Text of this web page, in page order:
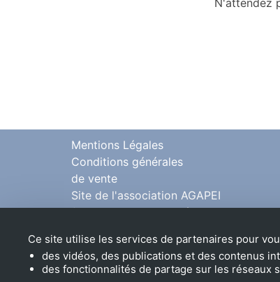
N'attendez
Mentions Légales
Conditions générales
de vente
Site de l'association AGAPEI
(accompagnement médico-
Ce site utilise les services de partenaires pour
des vidéos, des publications et des contenus
des fonctionnalités de partage sur les réseaux